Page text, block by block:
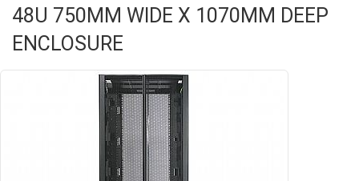
48U 750MM WIDE X 1070MM DEEP
ENCLOSURE